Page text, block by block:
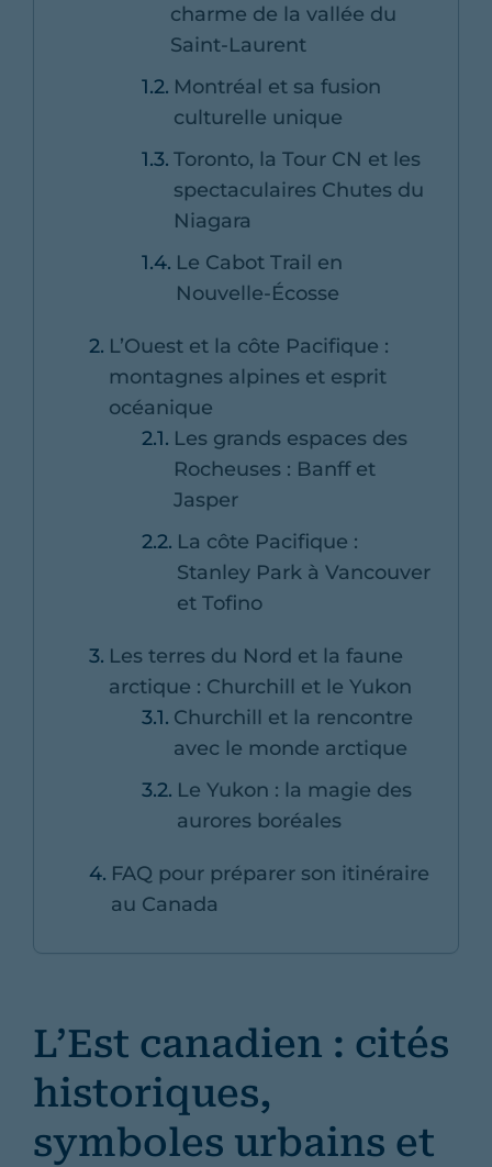
charme de la vallée du
Saint-Laurent
Montréal et sa fusion
culturelle unique
Toronto, la Tour CN et les
spectaculaires Chutes du
Niagara
Le Cabot Trail en
Nouvelle-Écosse
L’Ouest et la côte Pacifique :
montagnes alpines et esprit
océanique
Les grands espaces des
Rocheuses : Banff et
Jasper
La côte Pacifique :
Stanley Park à Vancouver
et Tofino
Les terres du Nord et la faune
arctique : Churchill et le Yukon
Churchill et la rencontre
avec le monde arctique
Le Yukon : la magie des
aurores boréales
FAQ pour préparer son itinéraire
au Canada
L’Est canadien : cités
historiques,
symboles urbains et